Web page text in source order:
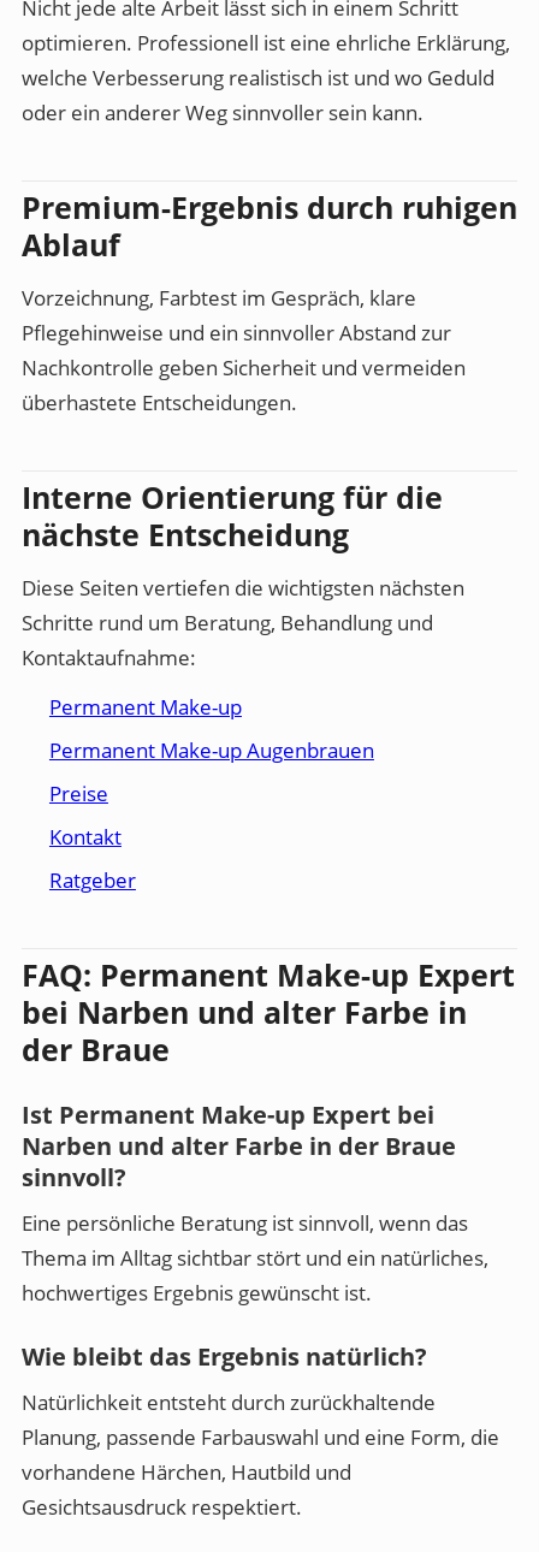
Nicht jede alte Arbeit lässt sich in einem Schritt
optimieren. Professionell ist eine ehrliche Erklärung,
welche Verbesserung realistisch ist und wo Geduld
oder ein anderer Weg sinnvoller sein kann.
Premium-Ergebnis durch ruhigen
Ablauf
Vorzeichnung, Farbtest im Gespräch, klare
Pflegehinweise und ein sinnvoller Abstand zur
Nachkontrolle geben Sicherheit und vermeiden
überhastete Entscheidungen.
Interne Orientierung für die
nächste Entscheidung
Diese Seiten vertiefen die wichtigsten nächsten
Schritte rund um Beratung, Behandlung und
Kontaktaufnahme:
Permanent Make-up
Permanent Make-up Augenbrauen
Preise
Kontakt
Ratgeber
FAQ: Permanent Make-up Expert
bei Narben und alter Farbe in
der Braue
Ist Permanent Make-up Expert bei
Narben und alter Farbe in der Braue
sinnvoll?
Eine persönliche Beratung ist sinnvoll, wenn das
Thema im Alltag sichtbar stört und ein natürliches,
hochwertiges Ergebnis gewünscht ist.
Wie bleibt das Ergebnis natürlich?
Natürlichkeit entsteht durch zurückhaltende
Planung, passende Farbauswahl und eine Form, die
vorhandene Härchen, Hautbild und
Gesichtsausdruck respektiert.